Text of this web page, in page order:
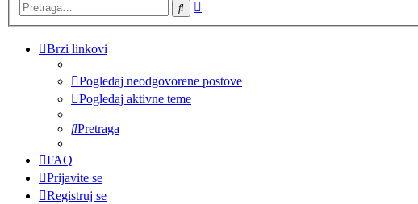
Pretraga
Brzi linkovi
Pogledaj neodgovorene postove
Pogledaj aktivne teme
Pretraga
FAQ
Prijavite se
Registruj se